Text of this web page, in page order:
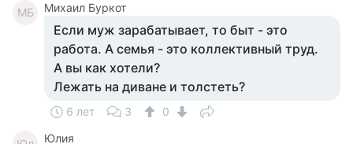
МБ Михаил Буркот
Если муж зарабатывает, то быт - это
работа. А семья - это коллективный труд.
А вы как хотели?
Лежать на диване и толстеть?
6 лет 3 0
Юлия